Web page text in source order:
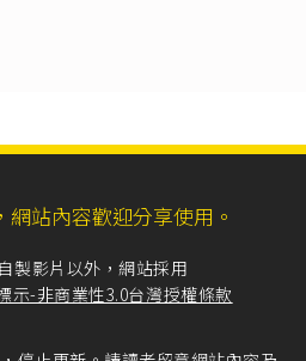
分院89年度上易字第71號刑事
41條第1項第1款、第2款：「有
萬元以上一百萬元以下罰金：
第一項第一款之條件，獵捕、
者。
站內容歡迎分享使用。
製影片以外，網站採用
示-非商業性3.0台灣授權條款